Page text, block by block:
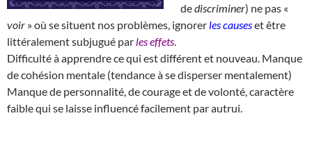
dediscriminer) ne pas «
voir » où se situent nos problèmes, ignorer les causeset être
littéralement subjugué par les effets
Difficulté à apprendre ce qui est différent et nouveau. Manque
de cohésion mentale (tendance à se disperser mentalement)
Manque de personnalité, de courage et de volonté, caractère
faible qui se laisse influencé facilement par autrui.